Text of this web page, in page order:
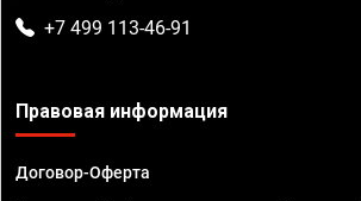
+7 499 113-46-91
Правовая информация
Договор-Оферта